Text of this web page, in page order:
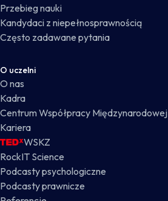
Przebieg nauki
Kandydaci z niepełnosprawnością
Często zadawane pytania
O uczelni
O nas
Kadra
Centrum Współpracy Międzynarodowej
Kariera
WSKZ
RockIT Science
Podcasty psychologiczne
Podcasty prawnicze